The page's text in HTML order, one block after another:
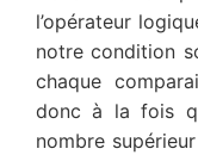
l’opérateur
notre condition
chaque
donc à la fois
nombre